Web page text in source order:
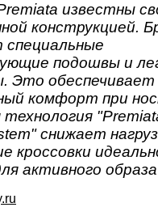
известны
конструкцией.
специальные
подошвы и
Это обеспечивает
комфорт при
технология
снижает
кроссовки
активного